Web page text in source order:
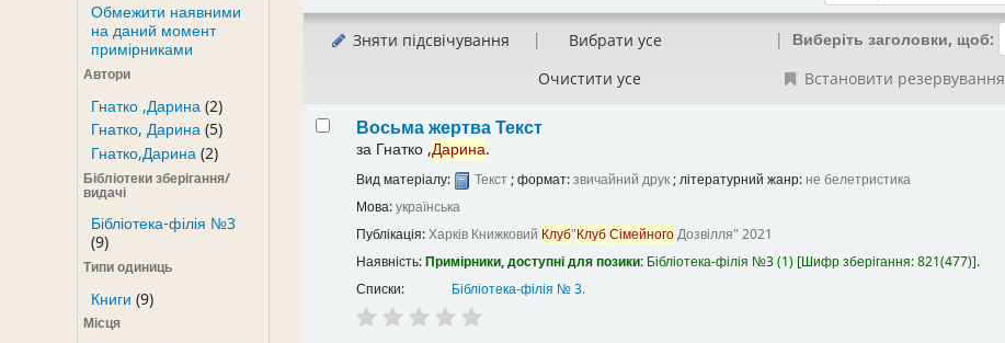
Обмежити наявними
на даний момент
примірниками
Автори
Гнатко ,Дарина(2)
Гнатко, Дарина(5)
Гнатко,Дарина(2)
Бібліотеки зберігання/
видачі
Бібліотека-філія №3
(9)
Типи одиниць
Книги (9)
Місця
Зняти підсвічування
Вибрати усе
Очистити усе
Виберіть заголовки, щоб:
Встановити резервування
Восьма жертваТекст
за Гнатко ,Дарина.
Вид матеріалу: Текст; формат:звичайний друк; літературний жанр: не белетристика
Мова:українська
Публікація:Харків Книжковий Клуб"КлубСімейногоДозвілля" 2021
Наявність:Примірники, доступні для позики: Бібліотека-філія №3(1) Шифр зберігання:821(477) .
Списки:
Бібліотека-філія № 3.